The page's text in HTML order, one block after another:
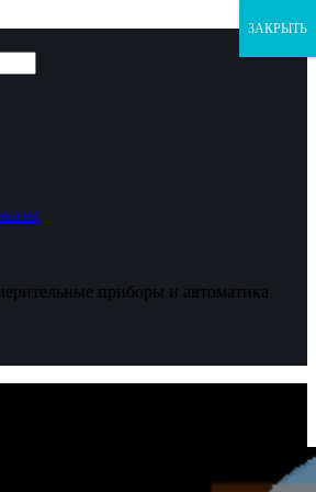
приборы и автоматика
ЗАКРЫТЬ